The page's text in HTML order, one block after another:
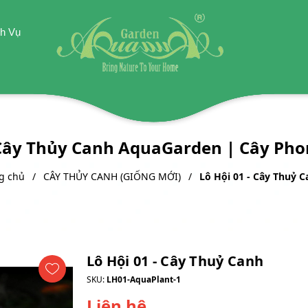
Vụ
Thủy Canh AquaGarden | Cây
chủ CÂY THỦY CANH (GIỐNG MỚI) Lô Hội 01 - Cây Thuỷ
Lô Hội 01 - Cây Thuỷ Canh
SKU: LH01-AquaPlant-1